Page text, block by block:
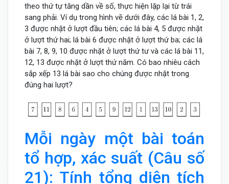
theo thứ tự tăng dần về số, thực hiện lặp lại từ trái
sang phải. Ví dụ trong hình vẽ dưới đây, các lá bài 1, 2,
3 được nhặt ở lượt đầu tiên; các lá bài 4, 5 được nhặt
ở lượt thứ hai; lá bài 6 được nhặt ở lượt thứ ba; các lá
bài 7, 8, 9, 10 được nhặt ở lượt thứ tư và các lá bài 11,
12, 13 được nhặt ở lượt thứ năm. Có bao nhiêu cách
sắp xếp 13 lá bài sao cho chúng được nhặt trong
đúng hai lượt?
Mỗi ngày một bài toán
tổ hợp, xác suất (Câu số
21): Tính tổng diện tích